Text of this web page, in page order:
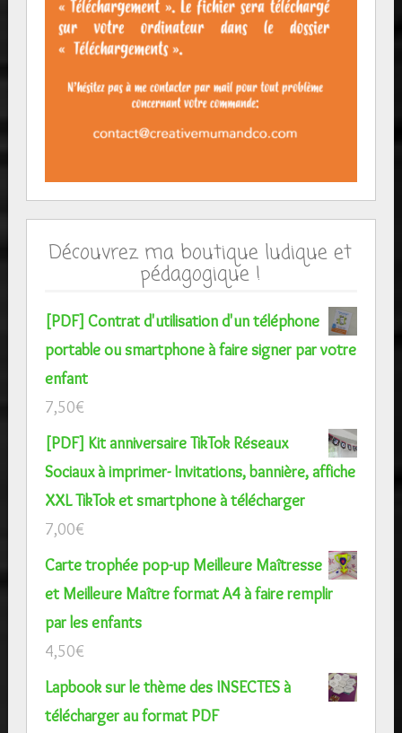
Découvrez ma boutique ludique et
pédagogique !
[PDF] Contrat d'utilisation d'un téléphone
portable ou smartphone à faire signer par votre
enfant
7,50€
[PDF] Kit anniversaire TikTok Réseaux
Sociaux à imprimer- Invitations, bannière, affiche
XXL TikTok et smartphone à télécharger
7,00€
Carte trophée pop-up Meilleure Maîtresse
et Meilleure Maître format A4 à faire remplir
par les enfants
4,50€
Lapbook sur le thème des INSECTES à
télécharger au format PDF